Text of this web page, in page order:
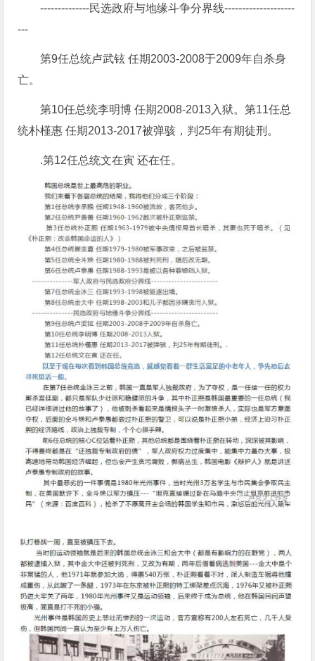
--------------民选政府与地缘斗争分界线--------------------
---
第9任总统卢武铉 任期2003-2008于2009年自杀身
亡。
第10任总统李明博 任期2008-2013入狱。第11任总
统朴槿惠 任期2013-2017被弹骇，判25年有期徒刑。
.第12任总统文在寅 还在任。